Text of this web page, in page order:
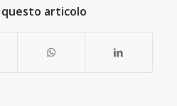
questo articolo